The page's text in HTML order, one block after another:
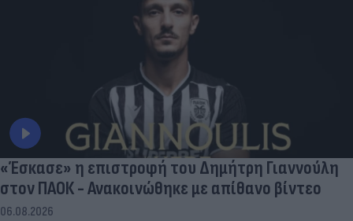
«Έσκασε» η επιστροφή του Δημήτρη Γιαννούλη
στον ΠΑΟΚ - Ανακοινώθηκε με απίθανο βίντεο
06.08.2026